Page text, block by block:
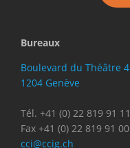
Bureaux
Boulevard du Théâtre 4
1204 Genève
Tél. +41 (0) 22 819 91 11
Fax +41 (0) 22 819 91 00
cci@ccig.ch